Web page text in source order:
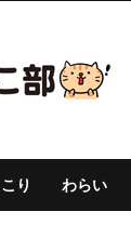
り わらい